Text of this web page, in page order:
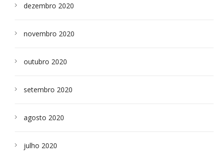
dezembro 2020
novembro 2020
outubro 2020
setembro 2020
agosto 2020
julho 2020